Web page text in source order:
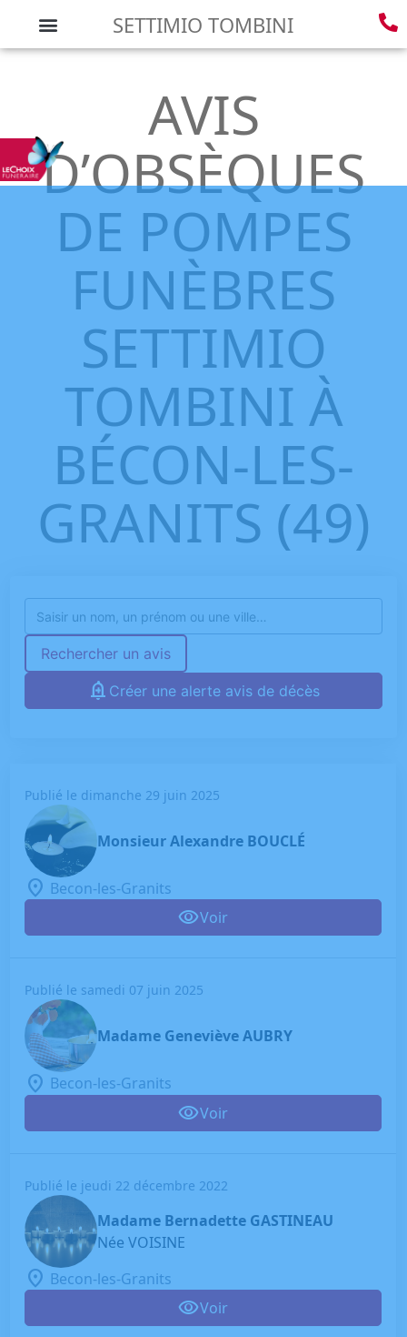
SETTIMIO TOMBINI
AVIS
D’OBSÈQUES
DE POMPES
FUNÈBRES
SETTIMIO
TOMBINI À
BÉCON-LES-
GRANITS (49)
Rechercher un avis
Créer une alerte avis de décès
Publié le dimanche 29 juin 2025
Monsieur Alexandre BOUCLÉ
Becon-les-Granits
Voir
Publié le samedi 07 juin 2025
Madame Geneviève AUBRY
Becon-les-Granits
Voir
Publié le jeudi 22 décembre 2022
Madame Bernadette GASTINEAU
Née VOISINE
Becon-les-Granits
Voir